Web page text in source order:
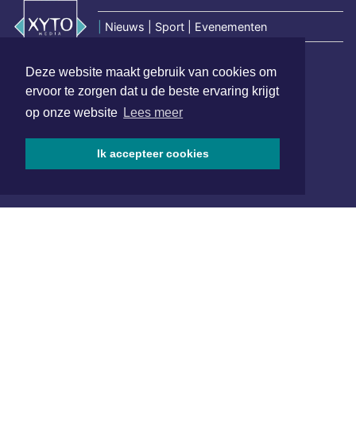
Deze website maakt gebruik van cookies om
ervoor te zorgen dat u de beste ervaring krijgt
op onze website Lees meer
Ik accepteer cookies
Nieuws | Sport | Evenementen
Hoofdvestiging:
1701 BZ Heerhugowaard
072 8200 600
redactie@xyto.nl